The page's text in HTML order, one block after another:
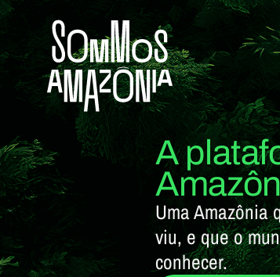
A
Uma Amazônia
viu, e que o
conhecer.